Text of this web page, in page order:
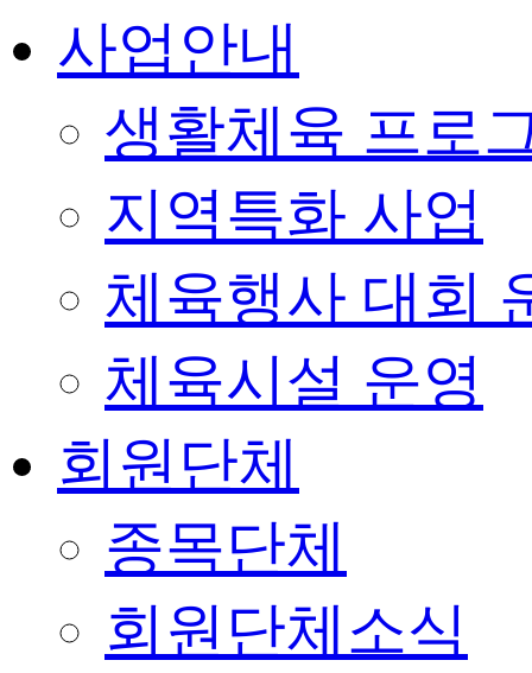
사업안내
생활체육 프로
지역특화 사업
체육행사 대회
체육시설 운영
회원단체
종목단체
회원단체소식